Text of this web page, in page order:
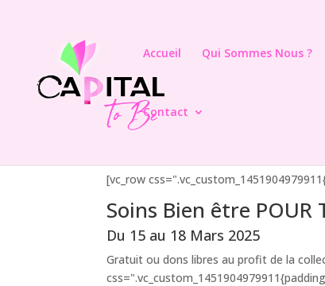
Accueil Qui Sommes Nous ?
Contact
[vc_row
Soins Bien être POUR
Du 15 au 18 Mars 2025
Gratuit ou dons libres au profit de la